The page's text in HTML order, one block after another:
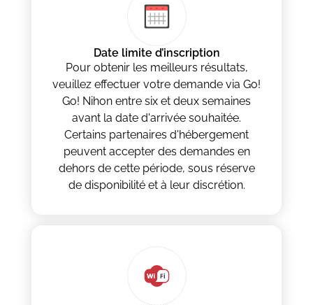
Date limite d’inscription
Pour obtenir les meilleurs résultats,
veuillez effectuer votre demande via Go!
Go! Nihon entre six et deux semaines
avant la date d'arrivée souhaitée.
Certains partenaires d'hébergement
peuvent accepter des demandes en
dehors de cette période, sous réserve
de disponibilité et à leur discrétion.